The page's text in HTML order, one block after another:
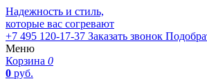
Надежность и стиль,
которые вас согревают
+7 495 120-17-37 Заказать звонок
Меню
Корзина 0
0 руб.